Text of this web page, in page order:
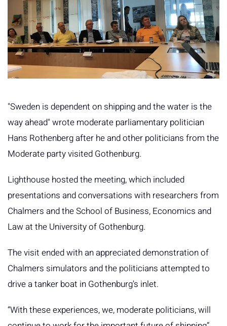
"Sweden is dependent on shipping and the water is the
way ahead" wrote moderate parliamentary politician
Hans Rothenberg after he and other politicians from the
Moderate party visited Gothenburg.
Lighthouse hosted the meeting, which included
presentations and conversations with researchers from
Chalmers and the School of Business, Economics and
Law at the University of Gothenburg.
The visit ended with an appreciated demonstration of
Chalmers simulators and the politicians attempted to
drive a tanker boat in Gothenburg's inlet.
“With these experiences, we, moderate politicians, will